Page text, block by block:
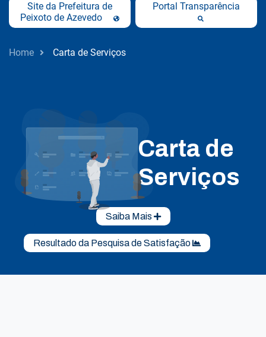
Site da Prefeitura de
Peixoto de Azevedo
Portal Transparência
Home Carta de Serviços
Carta de
Serviços
Saiba Mais
Resultado da Pesquisa de Satisfação